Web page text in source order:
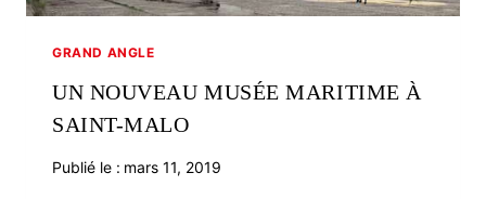
GRAND ANGLE
UN NOUVEAU MUSÉE MARITIME À
SAINT-MALO
Publié le : mars 11, 2019